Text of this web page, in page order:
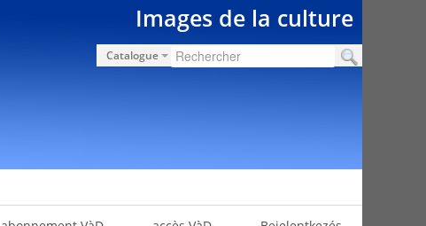
Images de la culture
Catalogue